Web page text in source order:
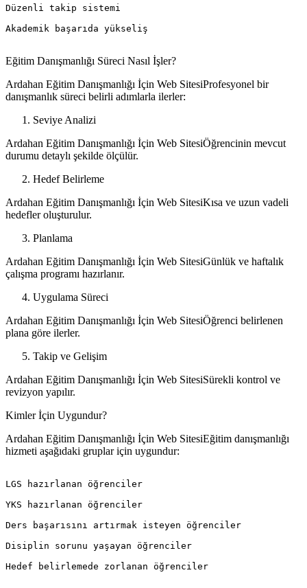
Düzenli takip sistemi
Akademik başarıda yükseliş
Eğitim Danışmanlığı Süreci Nasıl İşler?
Ardahan Eğitim Danışmanlığı İçin Web SitesiProfesyonel bir
danışmanlık süreci belirli adımlarla ilerler:
Seviye Analizi
Ardahan Eğitim Danışmanlığı İçin Web SitesiÖğrencinin mevcut
durumu detaylı şekilde ölçülür.
Hedef Belirleme
Ardahan Eğitim Danışmanlığı İçin Web SitesiKısa ve uzun vadeli
hedefler oluşturulur.
Planlama
Ardahan Eğitim Danışmanlığı İçin Web SitesiGünlük ve haftalık
çalışma programı hazırlanır.
Uygulama Süreci
Ardahan Eğitim Danışmanlığı İçin Web SitesiÖğrenci belirlenen
plana göre ilerler.
Takip ve Gelişim
Ardahan Eğitim Danışmanlığı İçin Web SitesiSürekli kontrol ve
revizyon yapılır.
Kimler İçin Uygundur?
Ardahan Eğitim Danışmanlığı İçin Web SitesiEğitim danışmanlığı
hizmeti aşağıdaki gruplar için uygundur:
LGS hazırlanan öğrenciler
YKS hazırlanan öğrenciler
Ders başarısını artırmak isteyen öğrenciler
Disiplin sorunu yaşayan öğrenciler
Hedef belirlemede zorlanan öğrenciler